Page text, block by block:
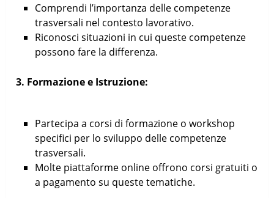
Comprendi l’importanza delle competenze
trasversali nel contesto lavorativo.
Riconosci situazioni in cui queste competenze
possono fare la differenza.
3. Formazione e Istruzione:
Partecipa a corsi di formazione o workshop
specifici per lo sviluppo delle competenze
trasversali.
Molte piattaforme online offrono corsi gratuiti o
a pagamento su queste tematiche.